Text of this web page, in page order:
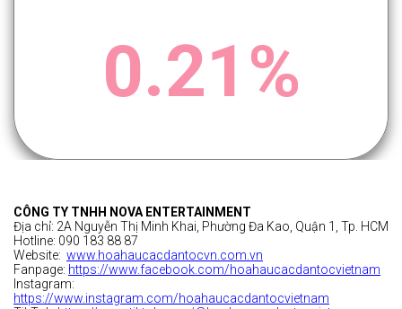
0.21%
CÔNG TY TNHH NOVA ENTERTAINMENT
Địa chỉ: 2A Nguyễn Thị Minh Khai, Phường Đa Kao, Quận 1, Tp. HCM
Hotline: 090 183 88 87
Website: www. hoahaucacdantocvn.com.vn
Fanpage: https://www.facebook.com/hoahaucacdantocvietnam
Instagram:
https://www.instagram.com/hoahaucacdantocvietnam